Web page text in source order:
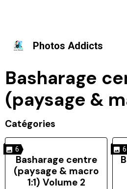
Photos Addicts
Basharage
(paysage &
Catégories
6
Basharage centre
(paysage & macro
1:1) Volume 2
6